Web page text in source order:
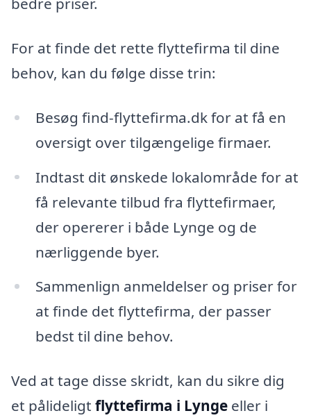
For at finde det rette flyttefirma til dine
behov, kan du følge disse trin:
Besøg find-flyttefirma.dk for at få en
oversigt over tilgængelige firmaer.
Indtast dit ønskede lokalområde for at
få relevante tilbud fra flyttefirmaer,
der opererer i både Lynge og de
nærliggende byer.
Sammenlign anmeldelser og priser for
at finde det flyttefirma, der passer
bedst til dine behov.
Ved at tage disse skridt, kan du sikre dig
et pålideligt flyttefirma i Lynge eller i